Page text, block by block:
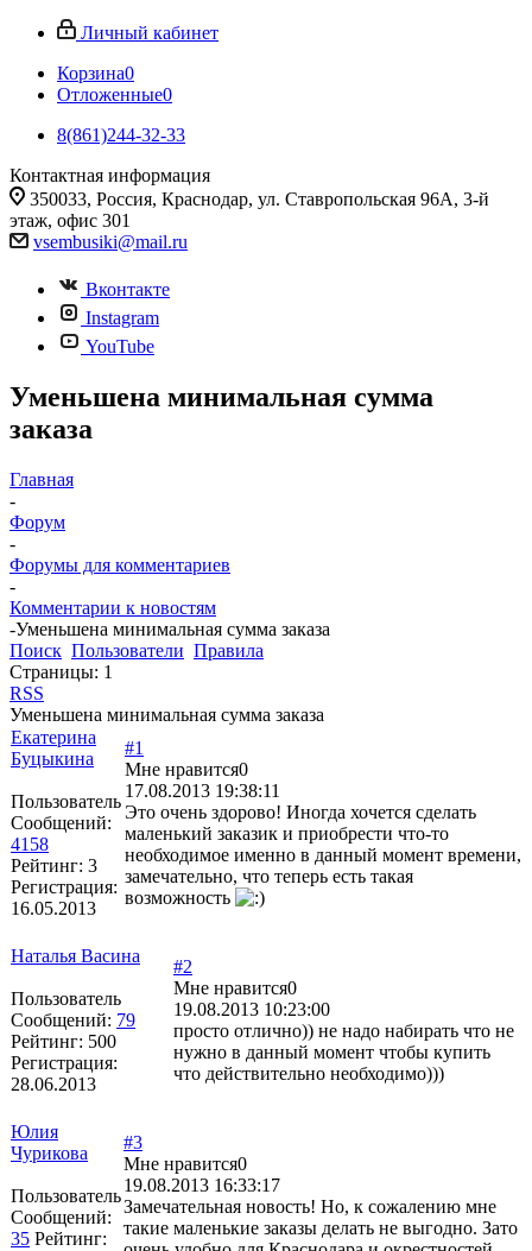
Личный кабинет
Корзина0
Отложенные0
8(861)244-32-33
Контактная информация
350033, Россия, Краснодар, ул. Ставропольская 96А, 3-й
этаж, офис 301
vsembusiki@mail.ru
Вконтакте
Instagram
YouTube
Уменьшена минимальная сумма
заказа
Главная
-
Форум
-
Форумы для комментариев
-
Комментарии к новостям
-Уменьшена минимальная сумма заказа
Поиск Пользователи Правила
Страницы: 1
RSS
Уменьшена минимальная сумма заказа
Екатерина
Буцыкина
Пользователь
Сообщений:
4158
Рейтинг: 3
Регистрация:
16.05.2013
#1
Мне нравится0
17.08.2013 19:38:11
Это очень здорово! Иногда хочется сделать
маленький заказик и приобрести что-то
необходимое именно в данный момент времени,
замечательно, что теперь есть такая
возможность
Наталья Васина
Пользователь
Сообщений: 79
Рейтинг: 500
Регистрация:
28.06.2013
#2
Мне нравится0
19.08.2013 10:23:00
просто отлично)) не надо набирать что не
нужно в данный момент чтобы купить
что действительно необходимо)))
Юлия
Чурикова
Пользователь
Сообщений:
35 Рейтинг:
#3
Мне нравится0
19.08.2013 16:33:17
Замечательная новость! Но, к сожалению мне
такие маленькие заказы делать не выгодно. Зато